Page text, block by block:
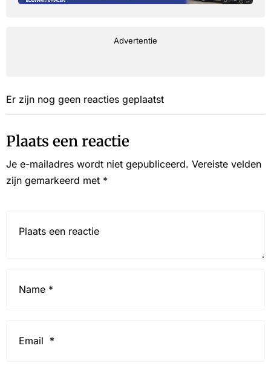
Advertentie
Er zijn nog geen reacties geplaatst
Plaats een reactie
Je e-mailadres wordt niet gepubliceerd. Vereiste velden
zijn gemarkeerd met *